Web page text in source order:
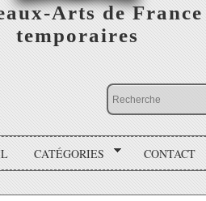
Arts de
temporaires
CATÉGORIES CONTACT